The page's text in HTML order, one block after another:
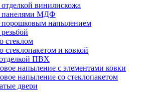
винилискожа
панелями МДФ
порошковым напылением
стеклом
стеклопакетом и ковкой
ПВХ
напыление с элементами ковки
напыление со стеклопакетом
двери